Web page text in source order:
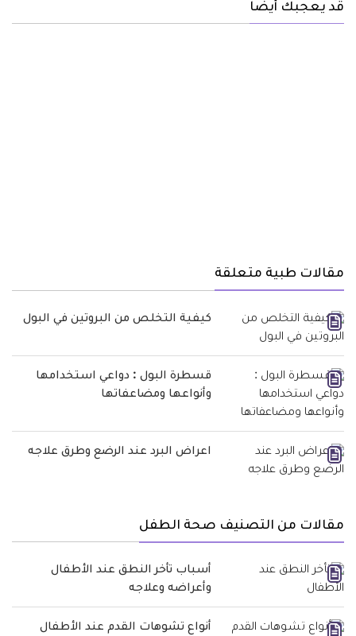
قد يعجبك أيضا
مقالات طبية متعلقة
كيفية التخلص من البروتين في البول
قسطرة البول : دواعي استخدامها
وأنواعها ومضاعفاتها
اعراض البرد عند الرضع وطرق علاجه
مقالات من التصنيف صحة الطفل
أسباب تأخر النطق عند الأطفال
وأعراضه وعلاجه
أنواع تشوهات القدم عند الأطفال